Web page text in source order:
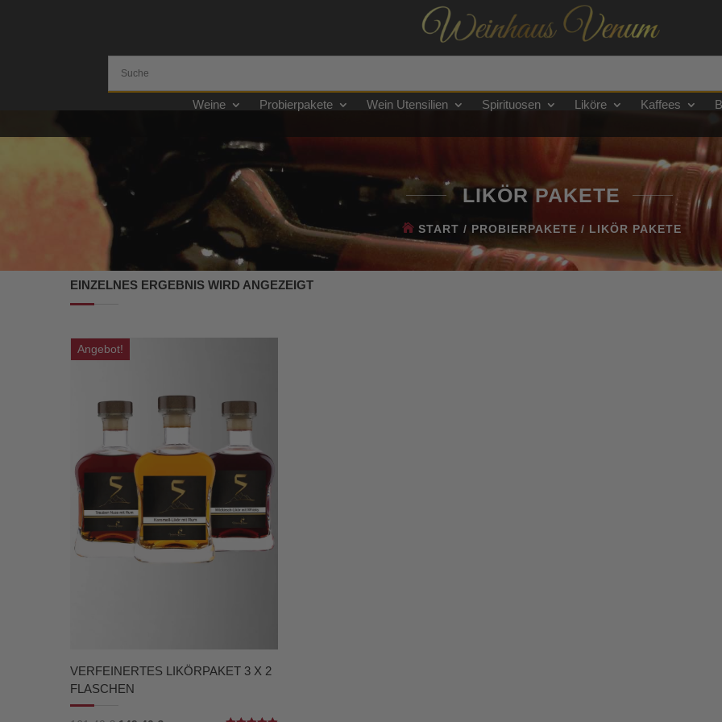
Weine Probierpakete Wein Utensilien Spirituosen Liköre Kaffees
LIKÖR PAKETE
START / PROBIERPAKETE / LIKÖR PAKETE
EINZELNES ERGEBNIS WIRD ANGEZEIGT
Angebot!
VERFEINERTES LIKÖRPAKET 3 X 2
FLASCHEN